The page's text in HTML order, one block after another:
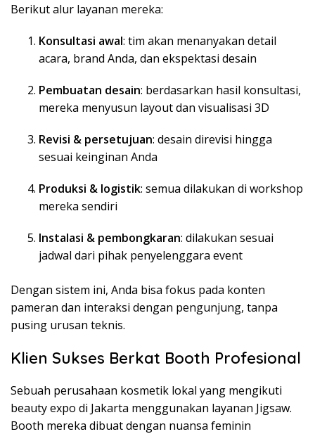
Berikut alur layanan mereka:
Konsultasi awal: tim akan menanyakan detail
acara, brand Anda, dan ekspektasi desain
Pembuatan desain: berdasarkan hasil konsultasi,
mereka menyusun layout dan visualisasi 3D
Revisi & persetujuan: desain direvisi hingga
sesuai keinginan Anda
Produksi & logistik: semua dilakukan di workshop
mereka sendiri
Instalasi & pembongkaran: dilakukan sesuai
jadwal dari pihak penyelenggara event
Dengan sistem ini, Anda bisa fokus pada konten
pameran dan interaksi dengan pengunjung, tanpa
pusing urusan teknis.
Klien Sukses Berkat Booth Profesional
Sebuah perusahaan kosmetik lokal yang mengikuti
beauty expo di Jakarta menggunakan layanan Jigsaw.
Booth mereka dibuat dengan nuansa feminin